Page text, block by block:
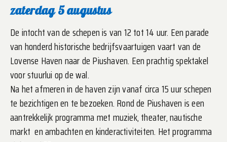
zaterdag 5 augustus
De intocht van de schepen is van 12 tot 14 uur. Een parade
van honderd historische bedrijfsvaartuigen vaart van de
Lovense Haven naar de Piushaven. Een prachtig spektakel
voor stuurlui op de wal.
Na het afmeren in de haven zijn vanaf circa 15 uur schepen
te bezichtigen en te bezoeken. Rond de Piushaven is een
aantrekkelijk programma met muziek, theater, nautische
markt en ambachten en kinderactiviteiten. Het programma